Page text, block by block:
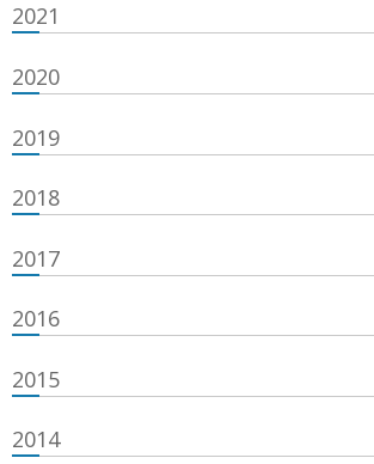
2021
2020
2019
2018
2017
2016
2015
2014